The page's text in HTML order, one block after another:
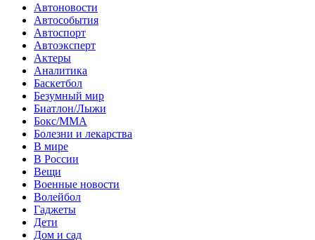
Автоновости
Автособытия
Автоспорт
Автоэксперт
Актеры
Аналитика
Баскетбол
Безумный мир
Биатлон/Лыжи
Бокс/MMA
Болезни и лекарства
В мире
В России
Вещи
Военные новости
Волейбол
Гаджеты
Дети
Дом и сад